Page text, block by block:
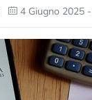
4 Giugno 2025